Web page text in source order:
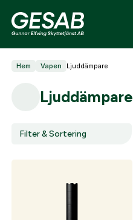
Ammunition
Hem Vapen Ljuddämpare
Ljuddämpare
Filter & Sortering